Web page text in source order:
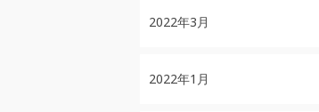
2022年3月
2022年1月